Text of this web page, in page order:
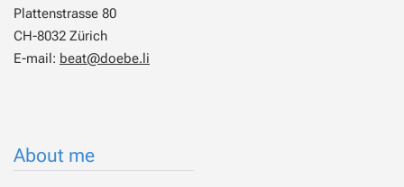
Plattenstrasse 80
CH-8032 Zürich
E-mail: beat@doebe.li
About me